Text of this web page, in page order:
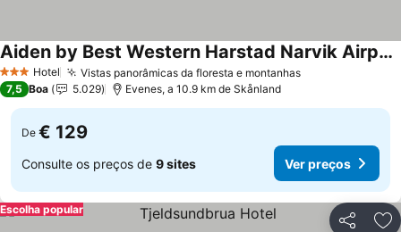
3 EstrelasHotel Vistas panorâmicas da floresta e montanhas
Aiden by Best Western Harstad Narvik Airport
7,5 Boa 5.029 Evenes, a 10.9 km de Skånland
De € 129
Consulte os preços de 9 sites Ver preços
Partilhar
Escolha popular